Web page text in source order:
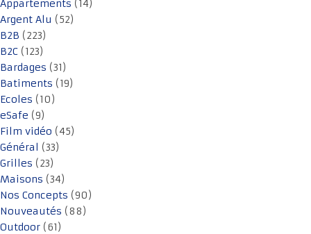
Appartements (14)
Argent Alu (52)
B2B (223)
B2C (123)
Bardages (31)
Batiments (19)
Ecoles (10)
eSafe (9)
Film vidéo (45)
Général (33)
Grilles (23)
Maisons (34)
Nos Concepts (90)
Nouveautés (88)
Outdoor (61)